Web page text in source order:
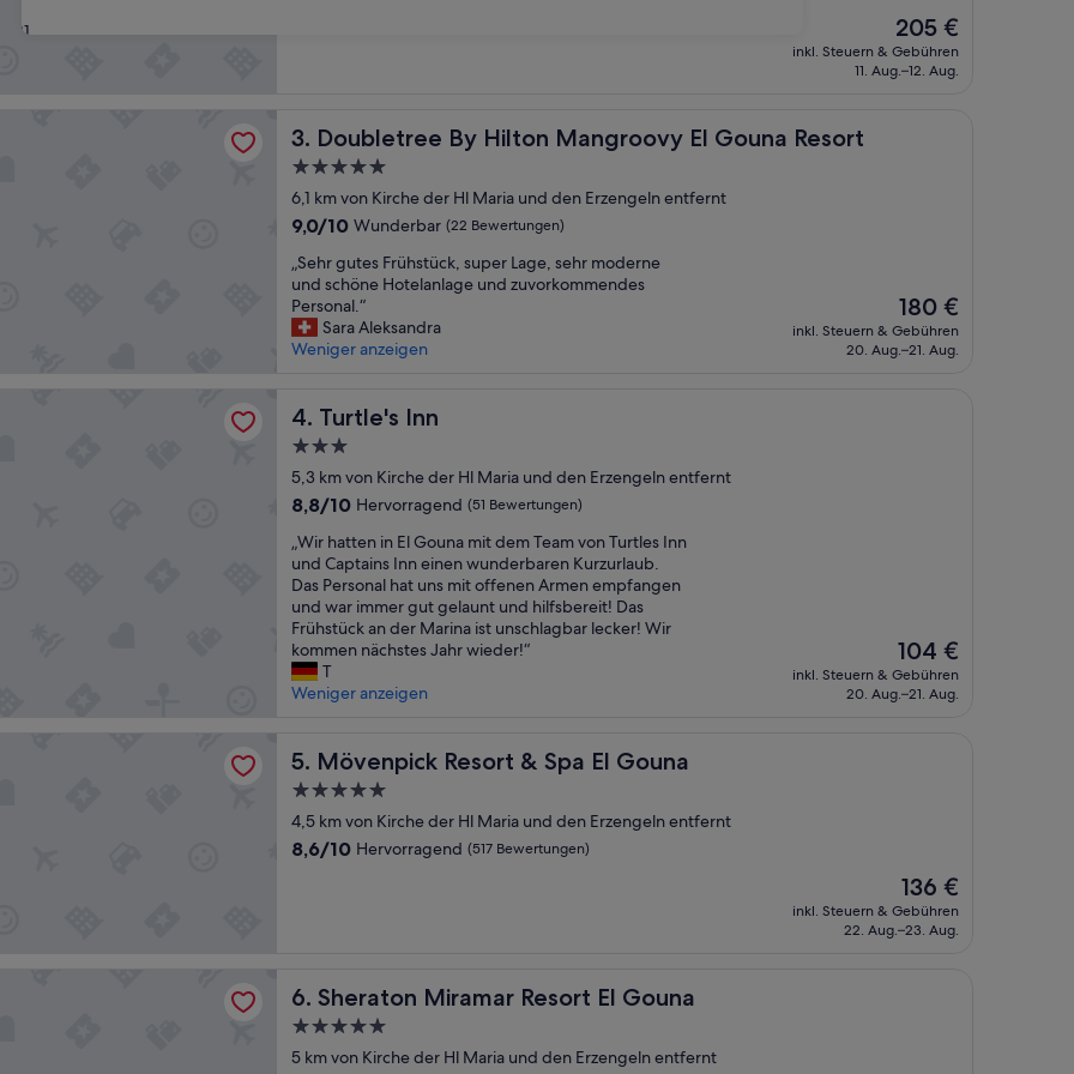
31
o
s
b
r
a
k
f
s
q
u
e
t
n
d
c
o
z
y
.
K
e
e
m
a
n
m
e
d
a
Der
Preis
beträgt
205 €
inkl. Steuern & Gebühren
11. Aug.–12. Aug.
3. Doubletree By Hilton Mangroovy El Gouna Resort
Doubletree By Hilton Mangroovy El Gouna Resort
5.0-
Sterne-
Unterkunft
6,1 km von Kirche der Hl Maria und den Erzengeln entfernt
9.0
10,
Wunderbar,
(22
Bewertungen)
9,0/10 Wunderbar (22 Bewertungen)
„
S
e
h
r
t
s
F
r
h
s
t
ü
c
k
,
s
e
L
a
g
m
o
d
e
„Sehr gutes Frühstück, super Lage, sehr moderne
und schöne Hotelanlage und zuvorkommendes
Personal.“
Sara Aleksandra
Weniger anzeigen
Der
Preis
beträgt
180 €
inkl. Steuern & Gebühren
20. Aug.–21. Aug.
4. Turtle's Inn
Turtle's Inn
3.0-
Sterne-
Unterkunft
5,3 km von Kirche der Hl Maria und den Erzengeln entfernt
8.8
10,
Hervorragend,
(51
Bewertungen)
8,8/10 Hervorragend (51 Bewertungen)
„
W
i
r
h
a
t
t
i
E
l
G
t
d
e
m
„Wir hatten in El Gouna mit dem Team von Turtles Inn
und Captains Inn einen wunderbaren Kurzurlaub.
Das Personal hat uns mit offenen Armen empfangen
und war immer gut gelaunt und hilfsbereit! Das
Frühstück an der Marina ist unschlagbar lecker! Wir
kommen nächstes Jahr wieder!“
T
Weniger anzeigen
Der
Preis
beträgt
104 €
inkl. Steuern & Gebühren
20. Aug.–21. Aug.
5. Mövenpick Resort & Spa El Gouna
Mövenpick Resort & Spa El Gouna
5.0-
Sterne-
Unterkunft
4,5 km von Kirche der Hl Maria und den Erzengeln entfernt
8.6
8,6/10 Hervorragend (517 Bewertungen)
Der
Preis
beträgt
136 €
inkl. Steuern & Gebühren
22. Aug.–23. Aug.
6. Sheraton Miramar Resort El Gouna
Sheraton Miramar Resort El Gouna
5.0-
Sterne-
5 km von Kirche der Hl Maria und den Erzengeln entfernt